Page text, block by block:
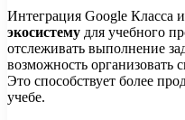
Интеграция Google Класса
экосистему для учебного
отслеживать выполнение
возможность организовать
Это способствует более
учебе.